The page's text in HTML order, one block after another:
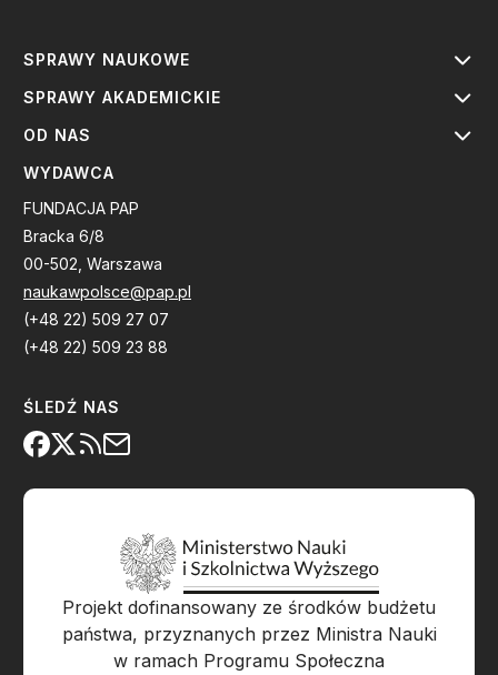
SPRAWY NAUKOWE
SPRAWY AKADEMICKIE
OD NAS
WYDAWCA
FUNDACJA PAP
Bracka 6/8
00-502, Warszawa
naukawpolsce@pap.pl
(+48 22) 509 27 07
(+48 22) 509 23 88
ŚLEDŹ NAS
Projekt dofinansowany ze środków budżetu
państwa, przyznanych przez Ministra Nauki
w ramach Programu Społeczna